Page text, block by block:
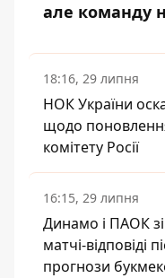
але команду
18:16, 29 липня
НОК України
щодо
комітету Росії
16:15, 29 липня
Динамо і ПАОК
матчі-відповіді
прогнози